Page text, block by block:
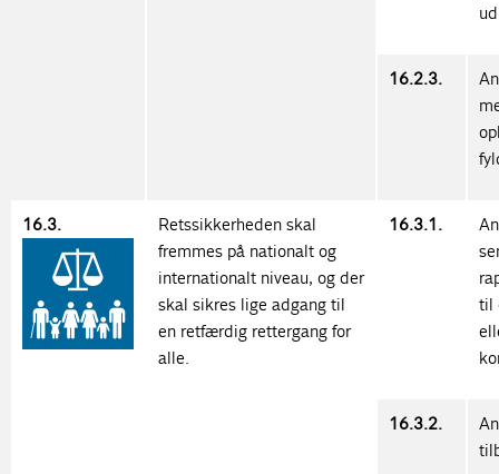
16.2.3.
16.3.
Retssikkerheden skal
fremmes på nationalt og
internationalt niveau, og der
skal sikres lige adgang til
en retfærdig rettergang for
alle.
16.3.1.
til
16.3.2.